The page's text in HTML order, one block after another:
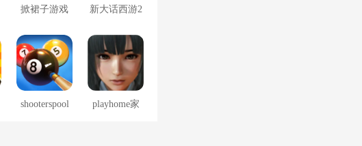
掀裙子游戏 新大话西游2
shooterspool playhome家